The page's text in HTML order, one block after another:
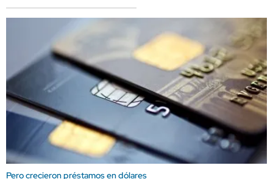
Pero crecieron préstamos en dólares